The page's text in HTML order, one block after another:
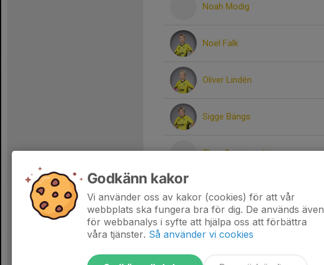
Noah Modig
Noel Falk
Oliver Lindén
Sigge Bängs
Theo Dojcinovski
Godkänn kakor
Vi använder oss av kakor (cookies) för att vår
webbplats ska fungera bra för dig. De används även
för webbanalys i syfte att hjälpa oss att förbättra
våra tjänster. Så använder vi cookies